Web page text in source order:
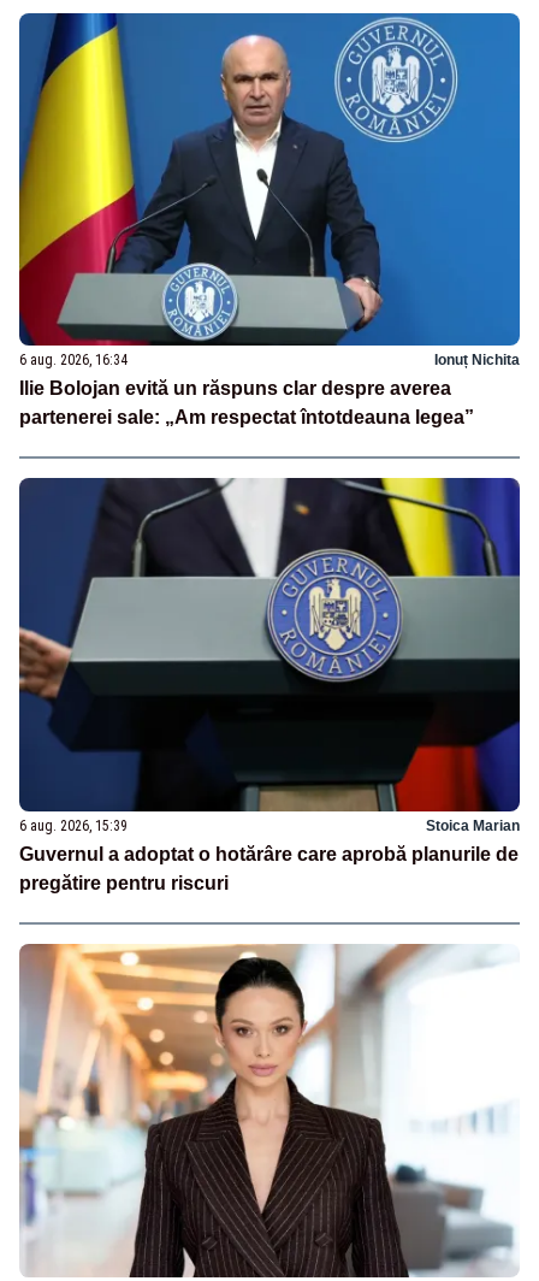
6 aug. 2026, 16:34 Ionuț Nichita
Ilie Bolojan evită un răspuns clar despre averea
partenerei sale: „Am respectat întotdeauna legea”
6 aug. 2026, 15:39 Stoica Marian
Guvernul a adoptat o hotărâre care aprobă planurile de
pregătire pentru riscuri